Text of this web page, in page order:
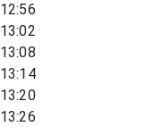
12:56
13:02
13:08
13:14
13:20
13:26